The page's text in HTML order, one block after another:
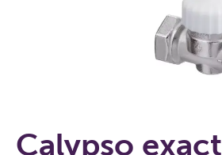
Calypso exact